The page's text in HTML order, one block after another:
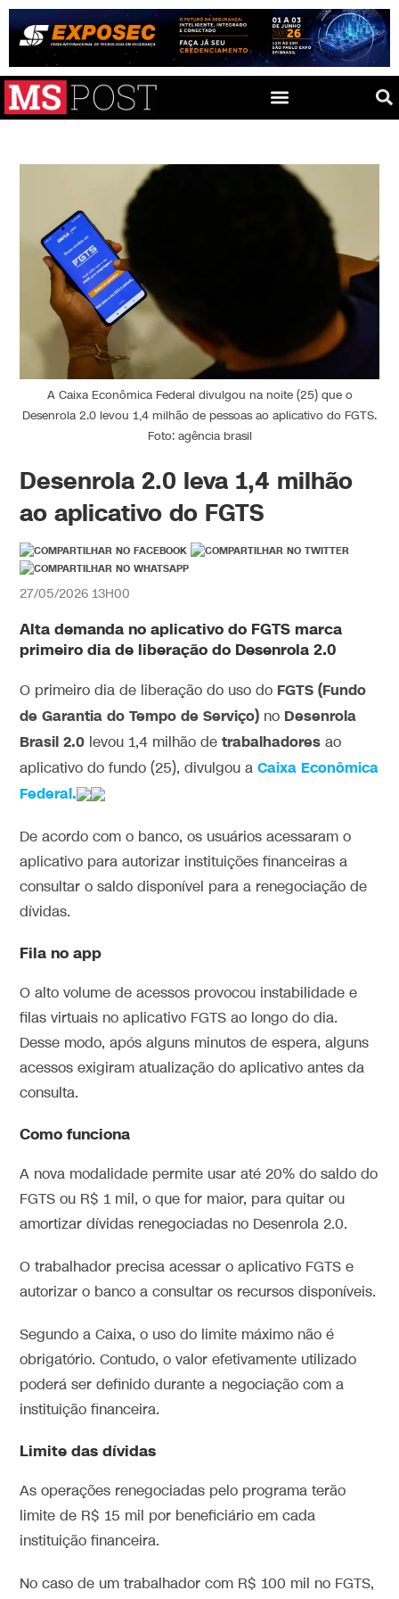
A Caixa Econômica Federal divulgou na noite (25) que o
Desenrola 2.0 levou 1,4 milhão de pessoas ao aplicativo do FGTS.
Foto: agência brasil
Desenrola 2.0 leva 1,4 milhão
ao aplicativo do FGTS
27/05/2026 13H00
Alta demanda no aplicativo do FGTS marca
primeiro dia de liberação do Desenrola 2.0
O primeiro dia de liberação do uso do FGTS (Fundo
de Garantia do Tempo de Serviço) no Desenrola
Brasil 2.0 levou 1,4 milhão detrabalhadores ao
aplicativo do fundo (25), divulgou aCaixa Econômica
Federal.
De acordo com o banco, os usuários acessaram o
aplicativo para autorizar instituições financeiras a
consultar o saldo disponível para a renegociação de
dívidas.
Fila no app
O alto volume de acessos provocou instabilidade e
filas virtuais no aplicativo FGTS ao longo do dia.
Desse modo, após alguns minutos de espera, alguns
acessos exigiram atualização do aplicativo antes da
consulta.
Como funciona
A nova modalidade permite usar até 20% do saldo do
FGTS ou R$ 1 mil, o que for maior, para quitar ou
amortizar dívidas renegociadas no Desenrola 2.0.
O trabalhador precisa acessar o aplicativo FGTS e
autorizar o banco a consultar os recursos disponíveis.
Segundo a Caixa, o uso do limite máximo não é
obrigatório. Contudo, o valor efetivamente utilizado
poderá ser definido durante a negociação com a
instituição financeira.
Limite das dívidas
As operações renegociadas pelo programa terão
limite de R$ 15 mil por beneficiário em cada
instituição financeira.
No caso de um trabalhador com R$ 100 mil no FGTS,